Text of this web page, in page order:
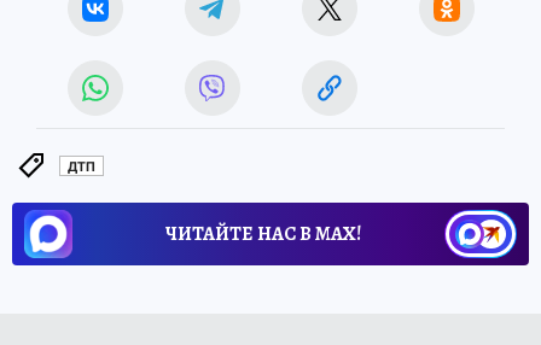
ДТП
ЧИТАЙТЕ НАС В МАХ!